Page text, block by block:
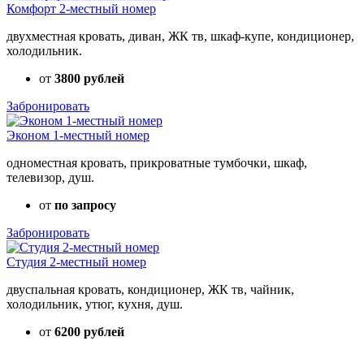
Комфорт 2-местный номер
двухместная кровать, диван, ЖК тв, шкаф-купе, кондиционер,
холодильник.
от 3800 рублей
Забронировать
Эконом 1-местный номер
одноместная кровать, прикроватные тумбочки, шкаф,
телевизор, душ.
от по запросу
Забронировать
Студия 2-местный номер
двуспальная кровать, кондиционер, ЖК тв, чайник,
холодильник, утюг, кухня, душ.
от 6200 рублей